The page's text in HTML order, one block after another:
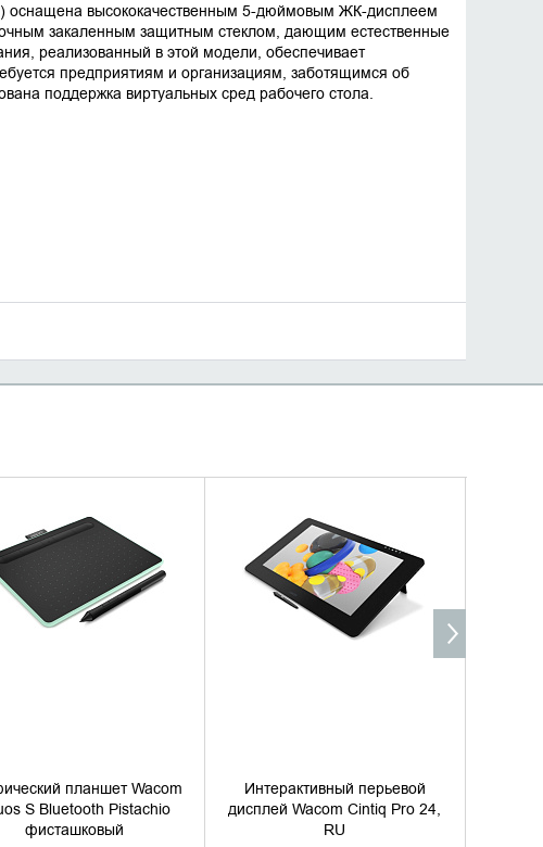
оснащена высококачественным 5-дюймовым ЖК-дисплеем
закаленным защитным стеклом, дающим естественные
реализованный в этой модели, обеспечивает
предприятиям и организациям, заботящимся об
поддержка виртуальных сред рабочего стола.
планшет Wacom
S Bluetooth Pistachio
фисташковый
УТОЧНИТЬ НАЛИЧИЕ
Интерактивный перьевой
дисплей Wacom Cintiq Pro 24,
RU
УТОЧНИТЬ НАЛИЧИЕ